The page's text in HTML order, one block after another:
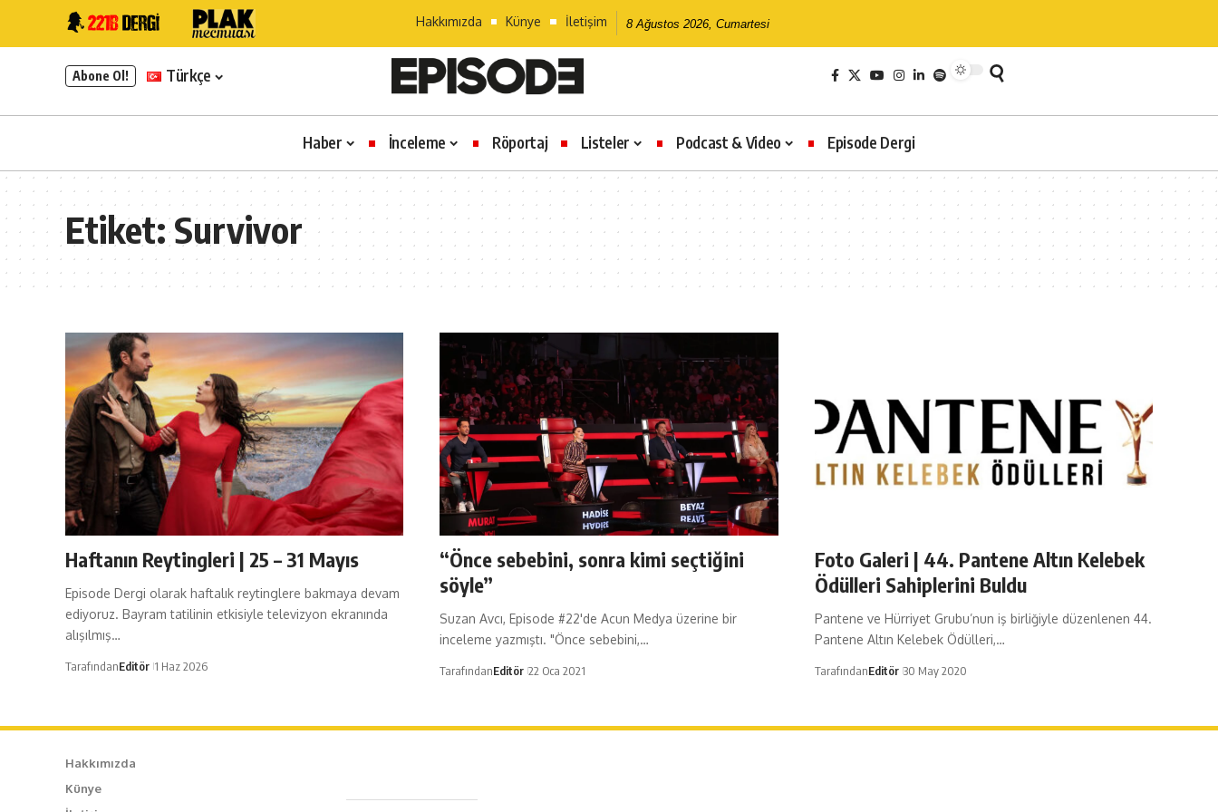
Hakkımızda Künye İletişim 8 Ağustos 2026, Cumartesi
Abone Ol! Türkçe
Haber İnceleme Röportaj Listeler Podcast & Video Episode Dergi
Etiket:Survivor
Haftanın Reytingleri | 25 – 31 Mayıs
Episode Dergi olarak haftalık reytinglere bakmaya devam
ediyoruz. Bayram tatilinin etkisiyle televizyon ekranında
alışılmış…
TarafındanEditör 1 Haz 2026
“Önce sebebini, sonra kimi seçtiğini
söyle”
Suzan Avcı, Episode #22'de Acun Medya üzerine bir
inceleme yazmıştı. "Önce sebebini,…
TarafındanEditör 22 Oca 2021
Foto Galeri | ​44. Pantene Altın Kelebek
Ödülleri Sahiplerini Buldu
Pantene ve Hürriyet Grubu’nun iş birliğiyle düzenlenen 44.
Pantene Altın Kelebek Ödülleri,…
TarafındanEditör 30 May 2020
Hakkımızda
Künye
Caferağa Mah. Dr. Şakir Paşa Sok. No3/A Kadıköy İstanbul